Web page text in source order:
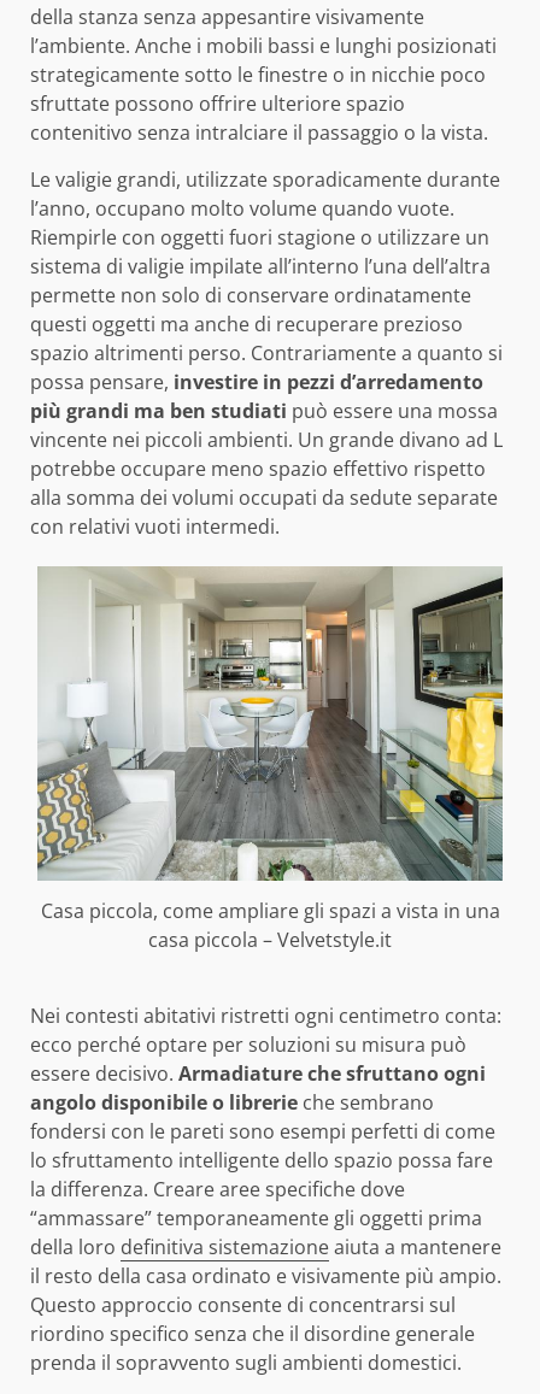
della stanza senza appesantire visivamente
l’ambiente. Anche i mobili bassi e lunghi posizionati
strategicamente sotto le finestre o in nicchie poco
sfruttate possono offrire ulteriore spazio
contenitivo senza intralciare il passaggio o la vista.
Le valigie grandi, utilizzate sporadicamente durante
l’anno, occupano molto volume quando vuote.
Riempirle con oggetti fuori stagione o utilizzare un
sistema di valigie impilate all’interno l’una dell’altra
permette non solo di conservare ordinatamente
questi oggetti ma anche di recuperare prezioso
spazio altrimenti perso. Contrariamente a quanto si
possa pensare, investire in pezzi d’arredamento
più grandi ma ben studiati può essere una mossa
vincente nei piccoli ambienti. Un grande divano ad L
potrebbe occupare meno spazio effettivo rispetto
alla somma dei volumi occupati da sedute separate
con relativi vuoti intermedi.
Casa piccola, come ampliare gli spazi a vista in una
casa piccola – Velvetstyle.it
Nei contesti abitativi ristretti ogni centimetro conta:
ecco perché optare per soluzioni su misura può
essere decisivo. Armadiature che sfruttano ogni
angolo disponibile o librerie che sembrano
fondersi con le pareti sono esempi perfetti di come
lo sfruttamento intelligente dello spazio possa fare
la differenza. Creare aree specifiche dove
“ammassare” temporaneamente gli oggetti prima
della loro definitiva sistemazioneaiuta a mantenere
il resto della casa ordinato e visivamente più ampio.
Questo approccio consente di concentrarsi sul
riordino specifico senza che il disordine generale
prenda il sopravvento sugli ambienti domestici.